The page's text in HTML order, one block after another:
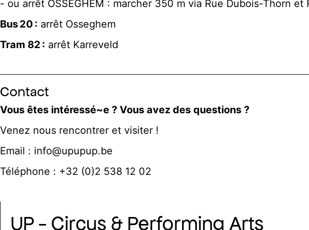
- ou arrêt OSSEGHEM : marcher 350 m via Rue Dubois-Thorn et
Bus 20 : arrêt Osseghem
Tram 82 : arrêt Karreveld
Contact
Vous êtes intéressé~e ? Vous avez des questions ?
Venez nous rencontrer et visiter !
Email : info@upupup.be
Téléphone : +32 (0)2 538 12 02
UP - Circus & Performing Arts